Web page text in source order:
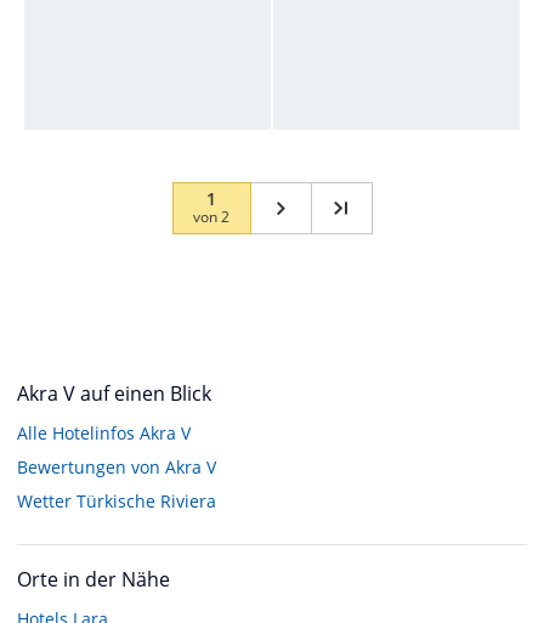
1
von2
Akra V auf einen Blick
Alle Hotelinfos Akra V
Bewertungen von Akra V
Wetter Türkische Riviera
Orte in der Nähe
Hotels Lara